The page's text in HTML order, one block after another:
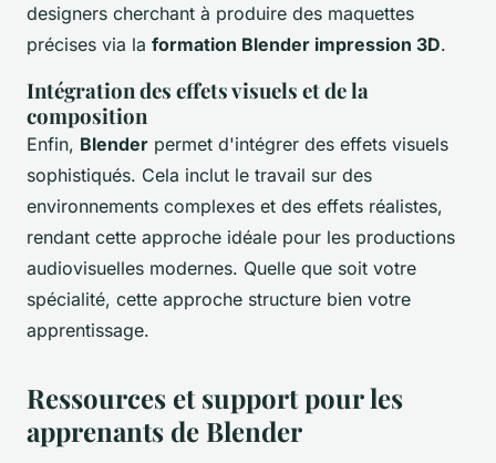
designers cherchant à produire des maquettes
précises via la formation Blender impression 3D.
Intégration des effets visuels et de la
composition
Enfin, Blender permet d'intégrer des effets visuels
sophistiqués. Cela inclut le travail sur des
environnements complexes et des effets réalistes,
rendant cette approche idéale pour les productions
audiovisuelles modernes. Quelle que soit votre
spécialité, cette approche structure bien votre
apprentissage.
Ressources et support pour les
apprenants de Blender